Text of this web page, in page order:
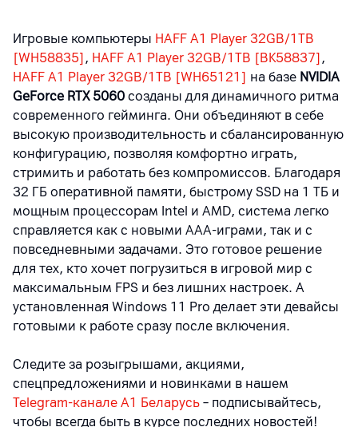
Игровые компьютеры HAFF A1 Player 32GB/1TB
[WH58835], HAFF A1 Player 32GB/1TB [BK58837],
HAFF A1 Player 32GB/1TB [WH65121] на базе NVIDIA
GeForce RTX 5060 созданы для динамичного ритма
современного гейминга. Они объединяют в себе
высокую производительность и сбалансированную
конфигурацию, позволяя комфортно играть,
стримить и работать без компромиссов. Благодаря
32 ГБ оперативной памяти, быстрому SSD на 1 ТБ и
мощным процессорам Intel и AMD, система легко
справляется как с новыми AAA-играми, так и с
повседневными задачами. Это готовое решение
для тех, кто хочет погрузиться в игровой мир с
максимальным FPS и без лишних настроек. А
установленная Windows 11 Pro делает эти девайсы
готовыми к работе сразу после включения.
Следите за розыгрышами, акциями,
спецпредложениями и новинками в нашем
Telegram-канале A1 Беларусь – подписывайтесь,
чтобы всегда быть в курсе последних новостей!